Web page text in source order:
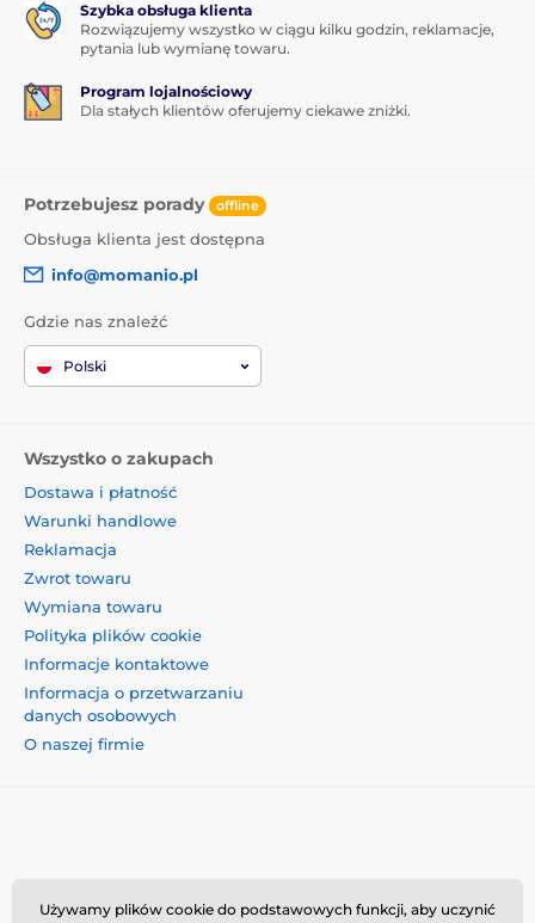
Szybka obsługa klienta
Rozwiązujemy wszystko w ciągu kilku godzin, reklamacje,
pytania lub wymianę towaru.
Program lojalnościowy
Dla stałych klientów oferujemy ciekawe zniżki.
Potrzebujesz porady offline
Obsługa klienta jest dostępna
info@momanio.pl
Gdzie nas znaleźć
Polski
Wszystko o zakupach
Dostawa i płatność
Warunki handlowe
Reklamacja
Zwrot towaru
Wymiana towaru
Polityka plików cookie
Informacje kontaktowe
Informacja o przetwarzaniu
danych osobowych
O naszej firmie
Momanio s.r.o., Okružní 361/14, 74718, Píšť, Czechy,
Używamy plików cookie do podstawowych funkcji, aby uczynić